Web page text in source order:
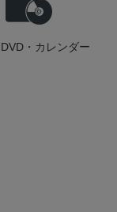
・カレンダー